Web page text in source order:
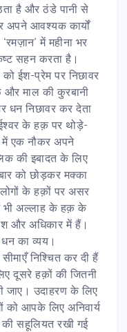
है और ठंडे पानी से
अपने आवश्यक कार्यों
में महीना भर
सहन करता है।
ईश-प्रेम पर निछावर
माल की कु़रबानी
धन निछावर कर देता
के हक़ पर थोड़े-
एक नौकर अपने
की इबादत के लिए
को छोड़कर मक्का
के हक़ों पर असर
भी अल्लाह के हक़ के
और अधिकार में हैं।
का व्यय।
निश्चित कर दी हैं
दूसरे हक़ों की जितनी
उदाहरण के लिए
को आपके लिए अनिवार्य
सहूलियत रखी गई